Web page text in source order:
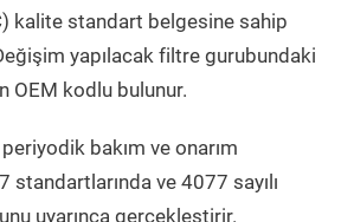
kalite standart belgesine sahip
yapılacak filtre gurubundaki
OEM kodlu bulunur.
bakım ve onarım
standartlarında ve 4077 sayılı
uyarınca gerçekleştirir.